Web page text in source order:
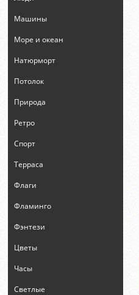
Машины
Море и океан
Натюрморт
Потолок
Природа
Ретро
Спорт
Терраса
Флаги
Фламинго
Фэнтези
Цветы
Часы
Светлые